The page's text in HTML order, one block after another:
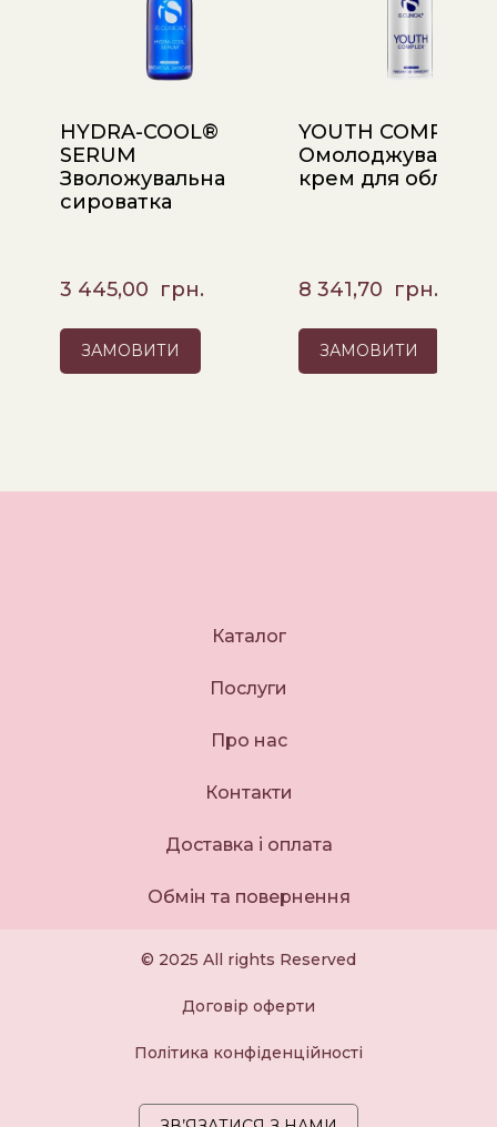
HYDRA-COOL®
SERUM
Зволожувальна
сироватка
3 445,00  грн.
ЗАМОВИТИ
YOUTH COMPLEX
крем для обличчя
8 341,70  грн.
ЗАМОВИТИ
Каталог
Послуги
Про нас
Контакти
Доставка і оплата
Обмін та повернення
© 2025 All rights Reserved
Договір оферти
Політика конфіденційності